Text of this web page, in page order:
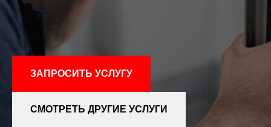
ЗАПРОСИТЬ УСЛУГУ
СМОТРЕТЬ ДРУГИЕ УСЛУГИ